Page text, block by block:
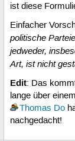
ist diese
Einfacher
politische
jedweder,
Art, ist nicht
Edit: Das
lange über
Thomas Do
nachgedacht!